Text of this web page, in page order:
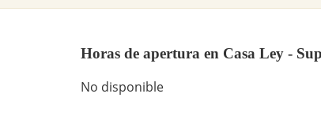
Horas de apertura en Casa Ley -
No disponible